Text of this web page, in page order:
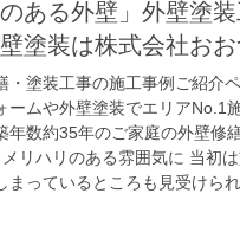
塗装は株式会社お
・塗装工事の施工事例ご紹介
ームや外壁塗装でエリアNo.1
年数約35年のご家庭の外壁修
リハリのある雰囲気に 当初
まっているところも見受けら